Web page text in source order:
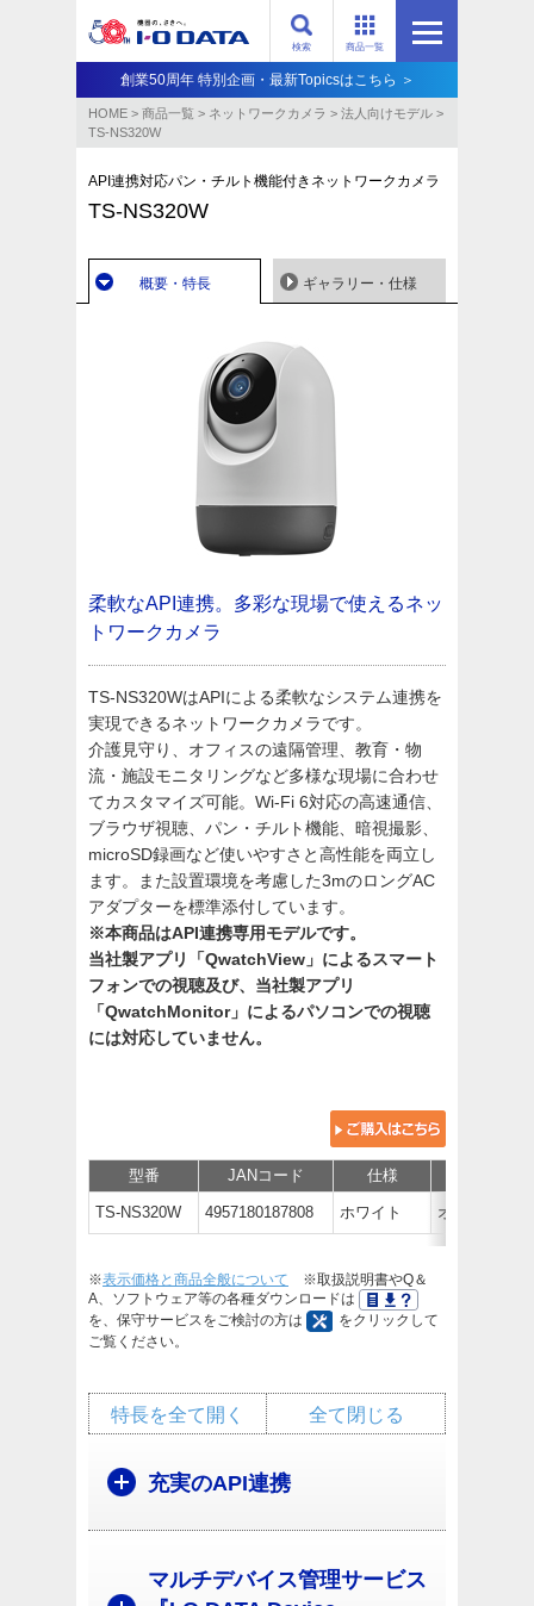
商品一覧
検索
創業50周年 特別企画・最新Topicsはこちら ＞
HOME > 商品一覧 > ネットワークカメラ > 法人向けモデル >
TS-NS320W
API連携対応パン・チルト機能付きネットワークカメラ
TS-NS320W
概要・特長 ギャラリー・仕様
柔軟なAPI連携。多彩な現場で使えるネッ
トワークカメラ
TS-NS320WはAPIによる柔軟なシステム連携を
実現できるネットワークカメラです。
介護見守り、オフィスの遠隔管理、教育・物
流・施設モニタリングなど多様な現場に合わせ
てカスタマイズ可能。Wi-Fi 6対応の高速通信、
ブラウザ視聴、パン・チルト機能、暗視撮影、
microSD録画など使いやすさと高性能を両立し
ます。また設置環境を考慮した3mのロングAC
アダプターを標準添付しています。
※本商品はAPI連携専用モデルです。
当社製アプリ「QwatchView」によるスマート
フォンでの視聴及び、当社製アプリ
「QwatchMonitor」によるパソコンでの視聴
には対応していません。
型番 JANコード 仕様
TS-NS320W 4957180187808 ホワイト オープン価
※表示価格と商品全般について ※取扱説明書やQ＆
A、ソフトウェア等の各種ダウンロードは
を、保守サービスをご検討の方は
をクリックして
ご覧ください。
全て閉じる
特長を全て開く
充実のAPI連携
マルチデバイス管理サービス